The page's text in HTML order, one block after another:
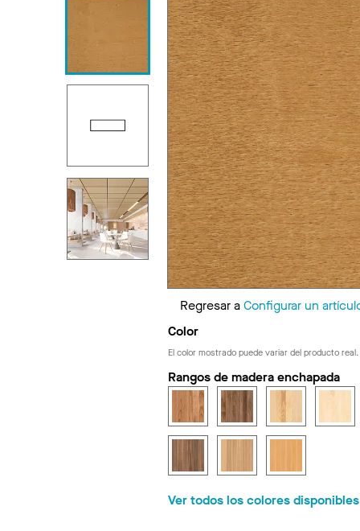
Regresar aConfigurar un
Color
El color mostrado puede variar del producto real.
Rangos de madera enchapada
Ver todos los colores